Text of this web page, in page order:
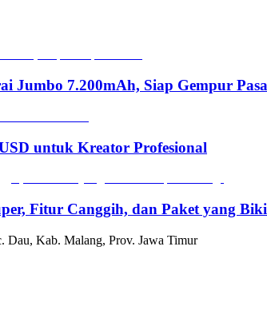
Jumbo 7.200mAh, Siap Gempur
untuk Kreator Profesional
Fitur Canggih, dan Paket yang
Kab. Malang, Prov. Jawa Timur